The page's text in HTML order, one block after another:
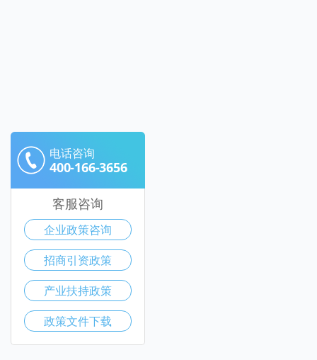
电话咨询
400-166-3656
客服咨询
企业政策咨询
招商引资政策
产业扶持政策
政策文件下载